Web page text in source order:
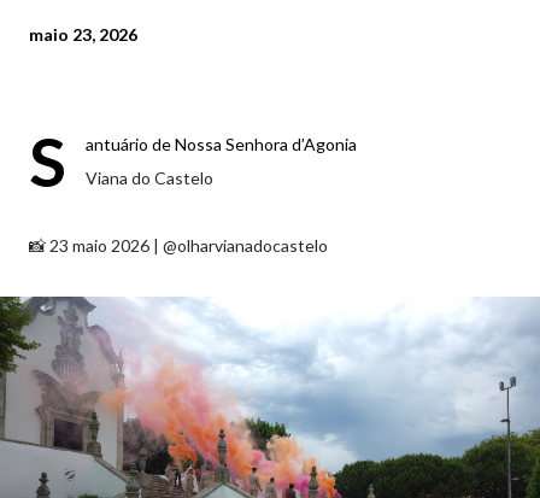
maio 23, 2026
S
antuário de Nossa Senhora d’Agonia
Viana do Castelo
📸 23 maio 2026 | @olharvianadocastelo